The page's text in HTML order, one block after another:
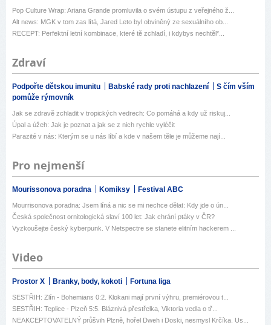
Pop Culture Wrap: Ariana Grande promluvila o svém ústupu z veřejného ž...
Alt news: MGK v tom zas lítá, Jared Leto byl obviněný ze sexuálního ob...
RECEPT: Perfektní letní kombinace, které tě zchladí, i kdybys nechtěl*...
Zdraví
Podpořte dětskou imunitu Babské rady proti nachlazení
S čím vším
pomůže rýmovník
Jak se zdravě zchladit v tropických vedrech: Co pomáhá a kdy už riskuj...
Úpal a úžeh: Jak je poznat a jak se z nich rychle vyléčit
Parazité v nás: Kterým se u nás líbí a kde v našem těle je můžeme nají...
Pro nejmenší
Mourissonova poradna Komiksy Festival ABC
Mourrisonova poradna: Jsem líná a nic se mi nechce dělat: Kdy jde o ún...
Česká společnost ornitologická slaví 100 let: Jak chrání ptáky v ČR?
Vyzkoušejte český kyberpunk. V Netspectre se stanete elitním hackerem ...
Video
Prostor X Branky, body, kokoti Fortuna liga
SESTŘIH: Zlín - Bohemians 0:2. Klokani mají první výhru, premiérovou t...
SESTŘIH: Teplice - Plzeň 5:5. Bláznivá přestřelka, Viktoria vedla o tř...
NEAKCEPTOVATELNÝ průšvih Plzně, hořel Dweh i Doski, nesmysl Krčíka. Us...